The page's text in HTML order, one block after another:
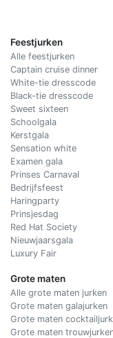
Feestjurken
Alle feestjurken
Captain cruise dinner
White-tie dresscode
Black-tie dresscode
Sweet sixteen
Schoolgala
Kerstgala
Sensation white
Examen gala
Prinses Carnaval
Bedrijfsfeest
Haringparty
Prinsjesdag
Red Hat Society
Nieuwjaarsgala
Luxury Fair
Grote maten
Alle grote maten jurken
Grote maten galajurken
Grote maten
Grote maten